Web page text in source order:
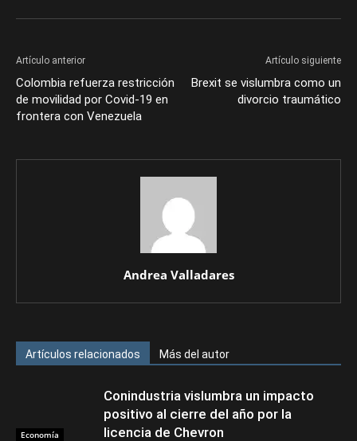
Artículo anterior
Colombia refuerza restricción
de movilidad por Covid-19 en
frontera con Venezuela
Artículo siguiente
Brexit se vislumbra como un
divorcio traumático
Andrea Valladares
Artículos relacionados Más del autor
Economía
Conindustria vislumbra un impacto
positivo al cierre del año por la
licencia de Chevron